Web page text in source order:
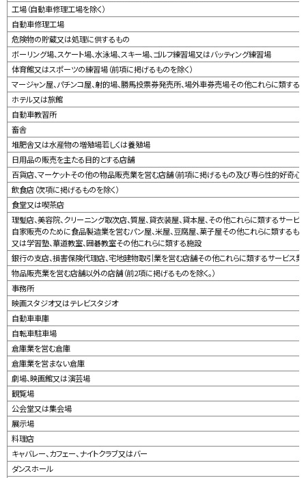
工場（自動車修理工場を除く）
自動車修理工場
危険物の貯蔵又は処理に供するもの
ボーリング場、スケート場、水泳場、スキー場、ゴルフ練習場又はバッティング練習場
体育館又はスポーツの練習場（前項に掲げるものを除く）
マージャン屋、パチンコ屋、射的場、勝馬投票券発売所、場外車券売場その他これらに類す
ホテル又は旅館
自動車教習所
畜舎
堆肥舎又は水産物の増殖場若しくは養殖場
日用品の販売を主たる目的とする店舗
百貨店、マーケットその他の物品販売業を営む店舗（前項に掲げるもの及び専ら性的好奇心
飲食店（次項に掲げるものを除く）
食堂又は喫茶店
理髪店、美容院、クリーニング取次店、質屋、貸衣装屋、貸本屋、その他これらに類するサ
自家販売のために食品製造業を営むパン屋、米屋、豆腐屋、菓子屋その他これらに類する
又は学習塾、華道教室、囲碁教室その他これらに類する施設
銀行の支店、損害保険代理店、宅地建物取引業を営む店舗その他これらに類するサービス
物品販売業を営む店舗以外の店舗（前2項に掲げるものを除く。）
事務所
映画スタジオ又はテレビスタジオ
自動車車庫
自転車駐車場
倉庫業を営む倉庫
倉庫業を営まない倉庫
劇場、映画館又は演芸場
観覧場
公会堂又は集会場
展示場
料理店
キャバレー、カフェー、ナイトクラブ又はバー
ダンスホール